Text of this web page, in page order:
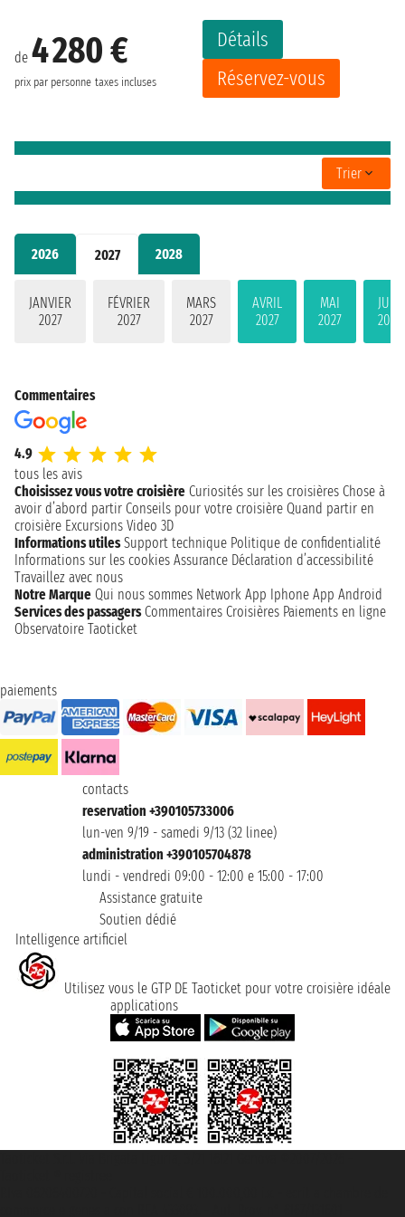
2026 2027 2028
JANVIER
2027
FÉVRIER
2027
MARS
2027
AVRIL
2027
MAI
2027
JUIN
2027
de 4 280 €
prix par personne taxes incluses
Détails
Réservez-vous
Trier
Commentaires
4.9
tous les avis
Choisissez vous votre croisière Curiosités sur les croisières Chose à
avoir d’abord partir Conseils pour votre croisière Quand partir en
croisière Excursions Video 3D
Informations utiles Support technique Politique de confidentialité
Informations sur les cookies Assurance Déclaration d’accessibilité
Travaillez avec nous
Notre Marque Qui nous sommes Network App Iphone App Android
Services des passagers Commentaires Croisières Paiements en ligne
Observatoire Taoticket
paiements
contacts
reservation +390105733006
lun-ven 9/19 - samedi 9/13 (32 linee)
administration +390105704878
lundi - vendredi 09:00 - 12:00 e 15:00 - 17:00
Assistance gratuite
Soutien dédié
Intelligence artificiel
Utilisez vous le GTP DE Taoticket pour votre croisière idéale
applications